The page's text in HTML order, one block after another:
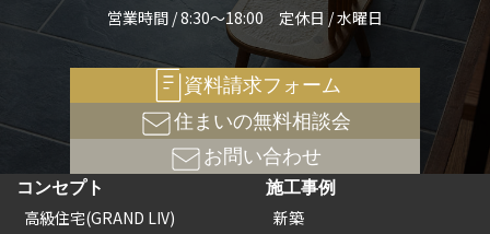
営業時間 / 8:30～18:00 定休日 / 水曜日
資料請求フォーム
住まいの無料相談会
お問い合わせ
コンセプト
高級住宅(GRAND LIV)
施工事例
新築